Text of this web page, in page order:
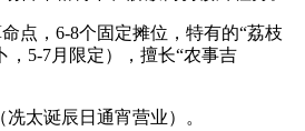
点，6-8个固定摊位，特有的“荔枝
，5-7月限定），擅长“农事吉
冼太诞辰日通宵营业）。